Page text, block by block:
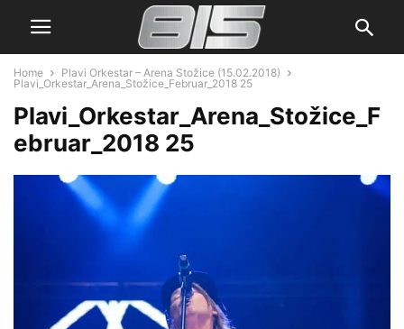
Home
Plavi Orkestar – Arena Stožice (15.02.2018)
Plavi_Orkestar_Arena_Stožice_Februar_2018 25
Plavi_Orkestar_Arena_Stožice_F
ebruar_2018 25